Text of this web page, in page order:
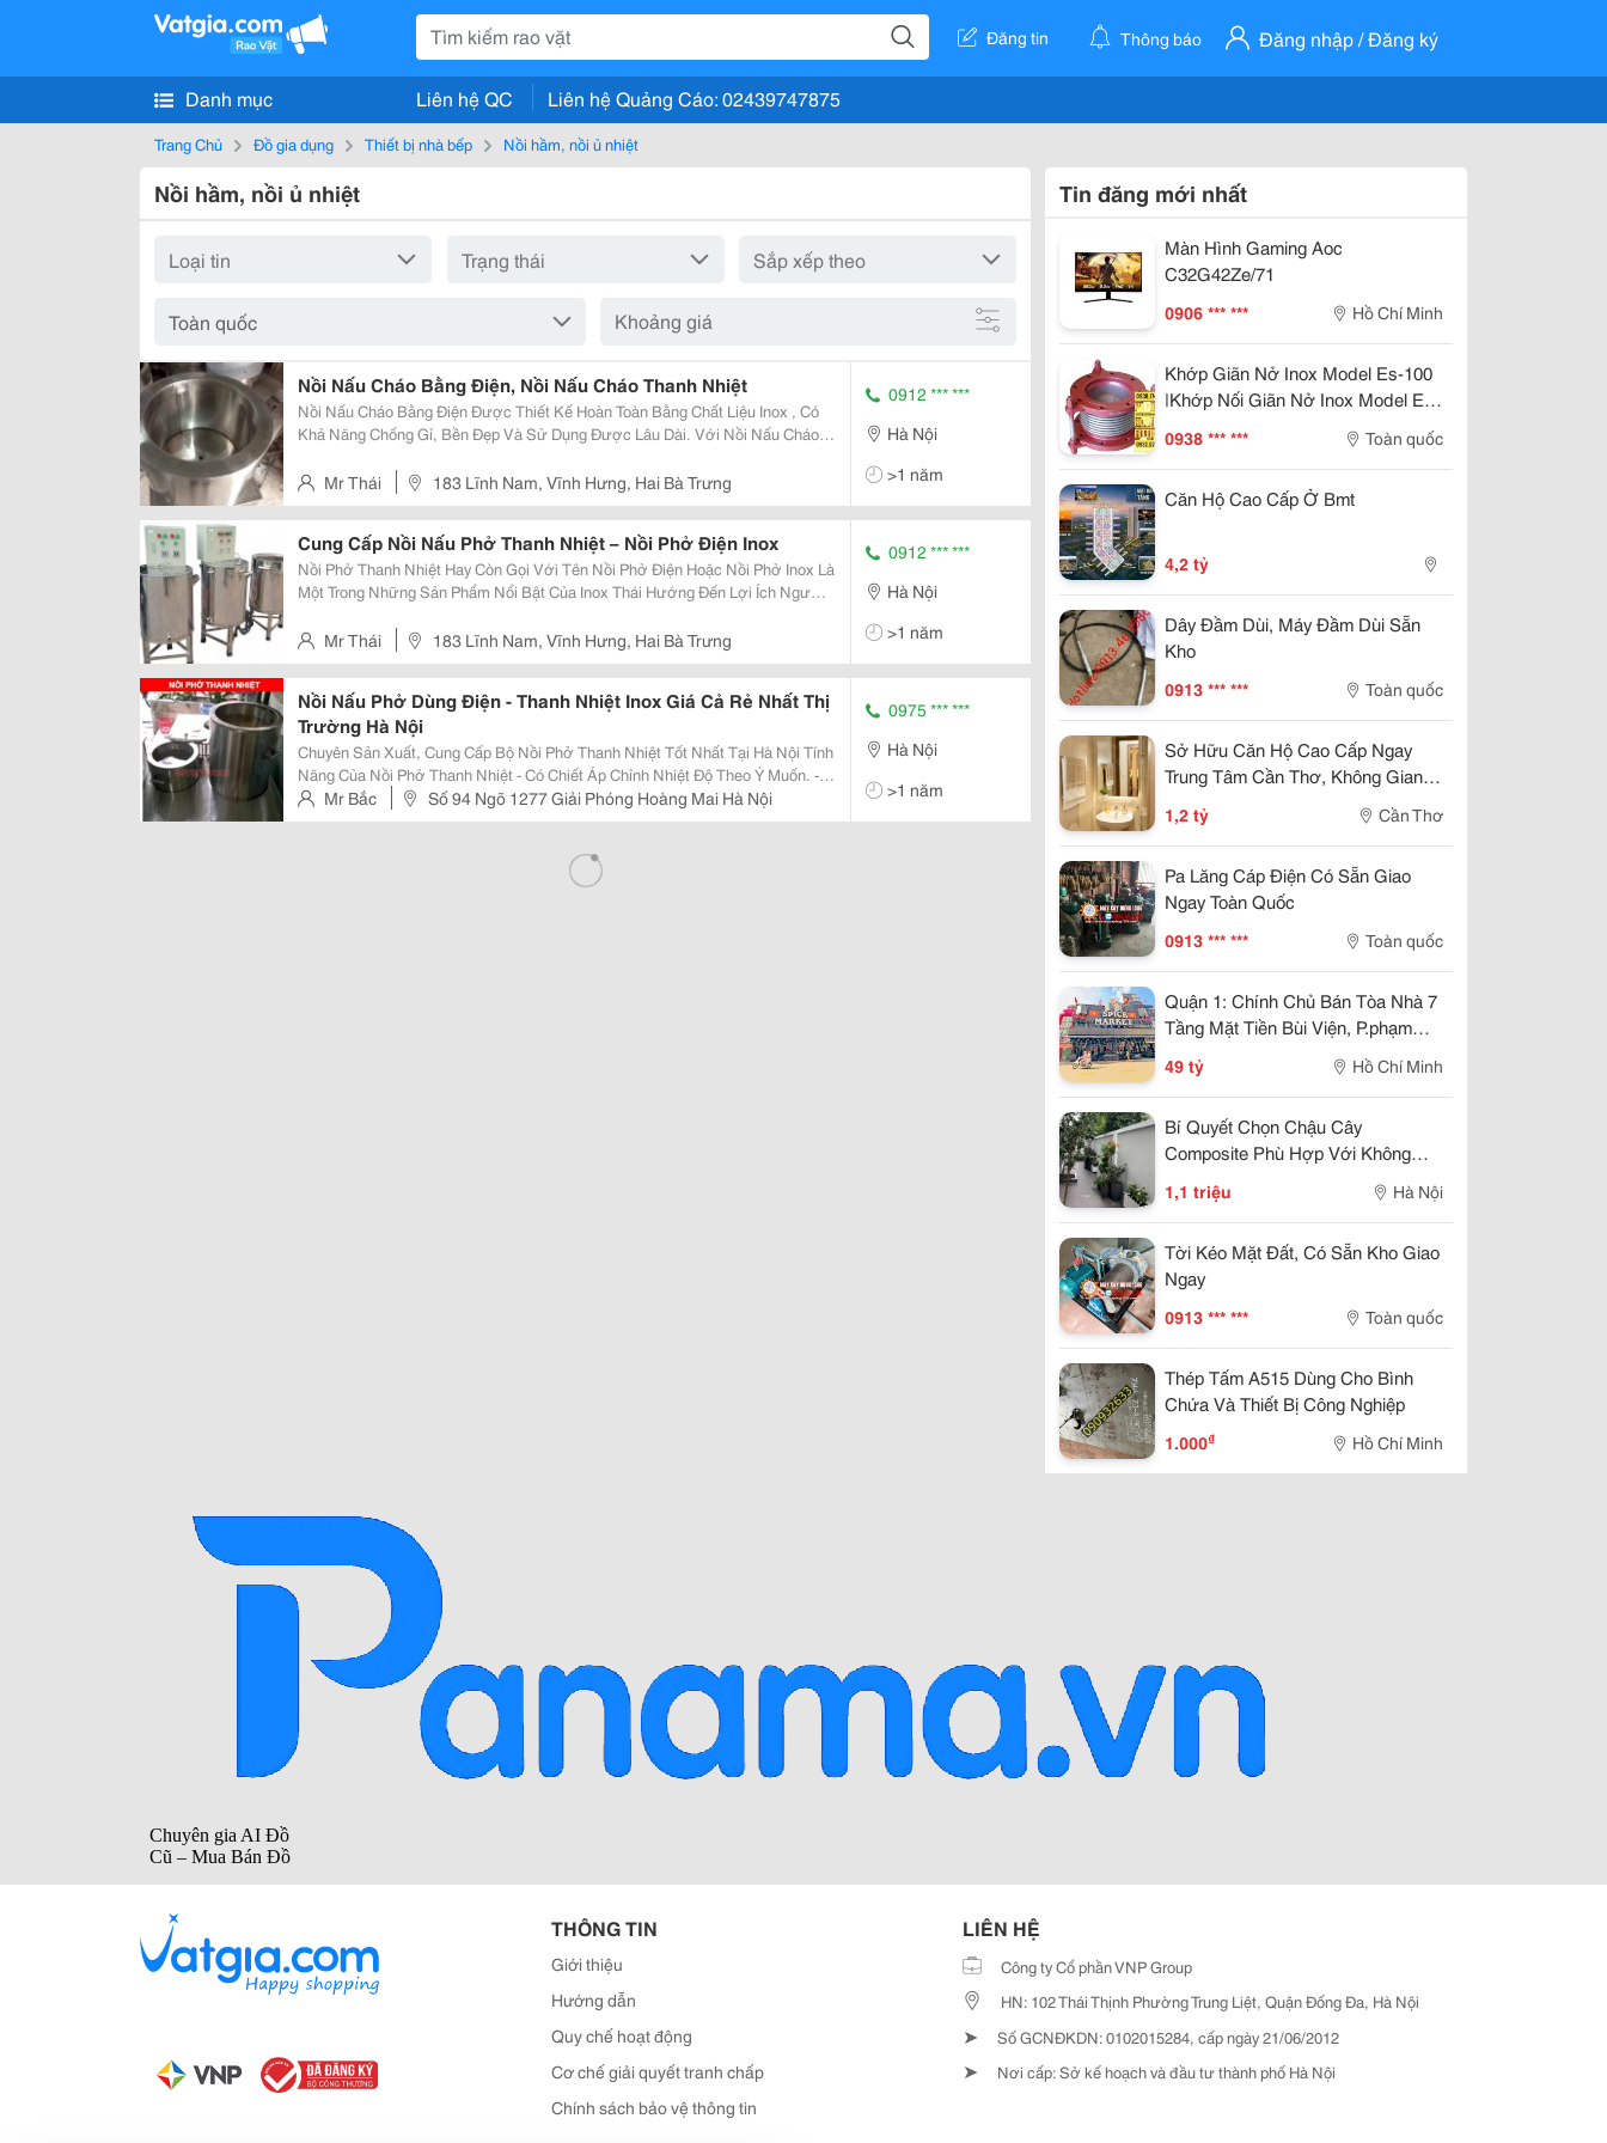
Đăng tin Thông báo Đăng nhập / Đăng ký
Danh mục Liên hệ QC Liên hệ Quảng Cáo: 02439747875
Trang Chủ Đồ gia dụng Thiết bị nhà bếp Nồi hầm, nồi ủ nhiệt
Nồi hầm, nồi ủ nhiệt
Khoảng giá
Nồi Nấu Cháo Bằng Điện, Nồi Nấu Cháo Thanh Nhiệt
Nồi Nấu Cháo Bằng Điện Được Thiết Kế Hoàn Toàn Bằng Chất Liệu Inox , Có
Khả Năng Chống Gỉ, Bền Đẹp Và Sử Dụng Được Lâu Dài. Với Nồi Nấu Cháo
Truyền Thống &Ndash; Vừa Vất Vả, Lại Khói
Mr Thái 183 Lĩnh Nam, Vĩnh Hưng, Hai Bà Trưng
0912 *** ***
Hà Nội
>1 năm
Cung Cấp Nồi Nấu Phở Thanh Nhiệt – Nồi Phở Điện Inox
Nồi Phở Thanh Nhiệt Hay Còn Gọi Với Tên Nồi Phở Điện Hoặc Nồi Phở Inox Là
Một Trong Những Sản Phẩm Nổi Bật Của Inox Thái Hướng Đến Lợi Ích Người
Thanh Nhiệt, Nồi Phở Điện, Nồi
Mr Thái 183 Lĩnh Nam, Vĩnh Hưng, Hai Bà Trưng
0912 *** ***
Hà Nội
>1 năm
Nồi Nấu Phở Dùng Điện - Thanh Nhiệt Inox Giá Cả Rẻ Nhất Thị
Trường Hà Nội
Chuyên Sản Xuất, Cung Cấp Bộ Nồi Phở Thanh Nhiệt Tốt Nhất Tại Hà Nội Tính
Năng Của Nồi Phở Thanh Nhiệt - Có Chiết Áp Chỉnh Nhiệt Độ Theo Ý Muốn. -
Hệ Thống Hộp Điện Trống Dòng Rò, Chống Giật, An Toàn Tuyệt Đối. Và Có Công
Tắc Tắt
Mr Bắc Số 94 Ngõ 1277 Giải Phóng Hoàng Mai Hà Nội
0975 *** ***
Hà Nội
>1 năm
Tin đăng mới nhất
Màn Hình Gaming Aoc
C32G42Ze/71
0906 *** *** Hồ Chí Minh
Khớp Giãn Nở Inox Model Es-100
|Khớp Nối Giãn Nở Inox Model Es-
200 | Khớp Giãn Nở Inox Chịu
Nhiệt Model De-100 |Khớp Giãn
Nở Kim Loại Model De-200 | Bù
Trừ Giãn Nỡ | Khớp Co
0938 *** *** Toàn quốc
Căn Hộ Cao Cấp Ở Bmt
4,2 tỷ
Dây Đầm Dùi, Máy Đầm Dùi Sẵn
Kho
0913 *** *** Toàn quốc
Sở Hữu Căn Hộ Cao Cấp Ngay
Trung Tâm Cần Thơ, Không Gian
1,2 tỷ Cần Thơ
Pa Lăng Cáp Điện Có Sẵn Giao
Ngay Toàn Quốc
0913 *** *** Toàn quốc
Quận 1: Chính Chủ Bán Tòa Nhà 7
Tầng Mặt Tiền Bùi Viện, P.phạm
Ngũ Lão- Dt 40M2- Sẵn Hdt Riêng
Tầng Trệt 80Tr/Th- Vị Trí Vip Nhất
Tại
49 tỷ Hồ Chí Minh
Bí Quyết Chọn Chậu Cây
Composite Phù Hợp Với Không
1,1 triệu Hà Nội
Tời Kéo Mặt Đất, Có Sẵn Kho Giao
Ngay
0913 *** *** Toàn quốc
Thép Tấm A515 Dùng Cho Bình
Chứa Và Thiết Bị Công Nghiệp
1.000₫ Hồ Chí Minh
THÔNG TIN
Giới thiệu
Hướng dẫn
Quy chế hoạt động
Cơ chế giải quyết tranh chấp
Chính sách bảo vệ thông tin
LIÊN HỆ
Công ty Cổ phần VNP Group
HN: 102 Thái Thịnh Phường Trung Liệt, Quận Đống Đa, Hà Nội
➤ Số GCNĐKDN: 0102015284, cấp ngày 21/06/2012
➤ Nơi cấp: Sở kế hoạch và đầu tư thành phố Hà Nội